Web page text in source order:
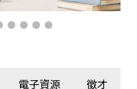
電子資源 徵才